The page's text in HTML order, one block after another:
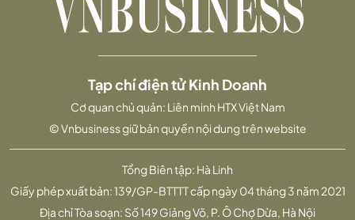
Tổng Biên tập: Hà Linh
Giấy phép xuất bản: 139/GP-BTTTT cấp ngày 04 tháng 3 năm 2021
Địa chỉ Tòa soạn: Số 149 Giảng Võ, P. Ô Chợ Dừa, Hà Nội
Tạp chí điện tử Kinh Doanh
Cơ quan chủ quản: Liên minh HTX Việt Nam
© Vnbusiness giữ bản quyền nội dung trên website